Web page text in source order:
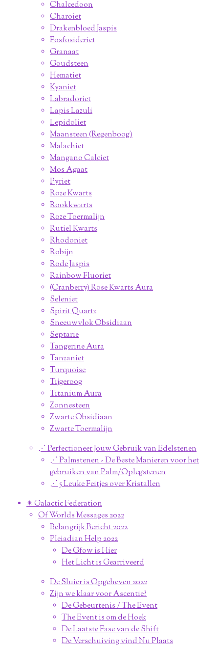
Chalcedoon
Charoiet
Drakenbloed Jaspis
Fosfosideriet
Granaat
Goudsteen
Hematiet
Kyaniet
Labradoriet
Lapis Lazuli
Lepidoliet
Maansteen (Regenboog)
Malachiet
Mangano Calciet
Mos Agaat
Pyriet
Roze Kwarts
Rookkwarts
Roze Toermalijn
Rutiel Kwarts
Rhodoniet
Robijn
Rode Jaspis
Rainbow Fluoriet
(Cranberry) Rose Kwarts Aura
Seleniet
Spirit Quartz
Sneeuwvlok Obsidiaan
Septarie
Tangerine Aura
Tanzaniet
Turquoise
Tijgeroog
Titanium Aura
Zonnesteen
Zwarte Obsidiaan
Zwarte Toermalijn
⋰ Perfectioneer Jouw Gebruik van Edelstenen
⋰ Palmstenen - De Beste Manieren voor het
gebruiken van Palm/Oplegstenen
⋰ 5 Leuke Feitjes over Kristallen
✴︎ Galactic Federation
Of Worlds Messages 2022
Belangrijk Bericht 2022
Pleiadian Help 2022
De Gfow is Hier
Het Licht is Gearriveerd
De Sluier is Opgeheven 2022
Zijn we klaar voor Ascentie?
De Gebeurtenis / The Event
The Event is om de Hoek
De Laatste Fase van de Shift
De Verschuiving vind Nu Plaats